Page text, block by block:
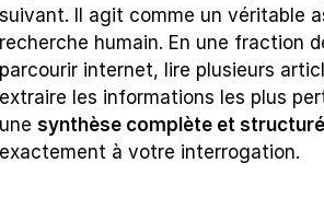
suivant. Il agit comme un véritable
recherche humain. En une fraction
parcourir internet, lire plusieurs
extraire les informations les plus
une synthèse complète et
exactement à votre interrogation.